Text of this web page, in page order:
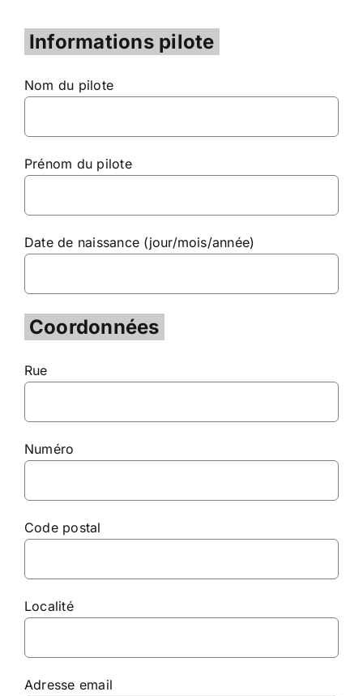
Informations pilote
Nom du pilote
Prénom du pilote
Date de naissance (jour/mois/année)
Coordonnées
Rue
Numéro
Code postal
Localité
Adresse email